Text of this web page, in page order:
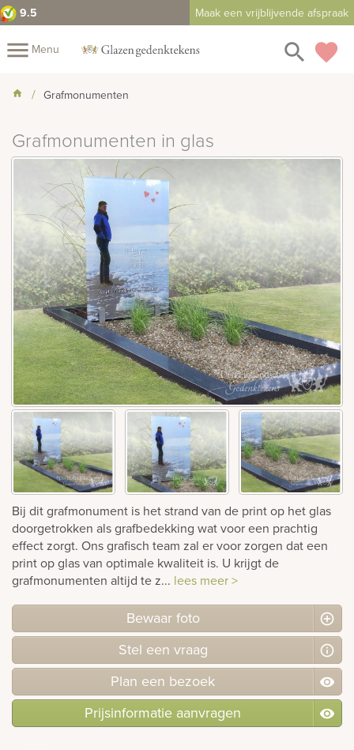
9.5 Maak een vrijblijvende afspraak
menu Menu favorite
search
close
Assortiment
Fotoboek
Informatie
Over
Winkels Contact
Bekijk
ook:
Grafmonumenten
Grafmonumenten in glas
Bij dit grafmonument is het strand van de print op het glas
doorgetrokken als grafbedekking wat voor een prachtig
effect zorgt. Ons grafisch team zal er voor zorgen dat een
print op glas van optimale kwaliteit is. U krijgt de
grafmonumenten altijd te z... lees meer >
Bewaar foto
Stel een vraag
Plan een bezoek
Prijsinformatie aanvragen